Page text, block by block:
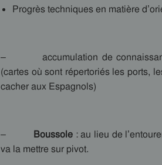
Progrès techniques en matière
– accumulation de
(cartes où sont répertoriés les ports,
cacher aux Espagnols)
– Boussole: au lieu de
va la mettre sur pivot.